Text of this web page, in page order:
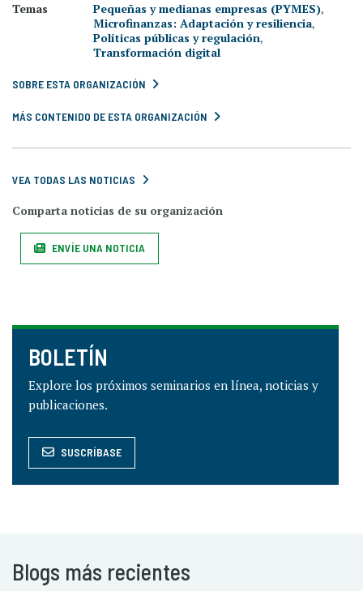
Temas
Pequeñas y medianas empresas (PYMES),
Microfinanzas: Adaptación y resiliencia,
Políticas públicas y regulación,
Transformación digital
SOBRE ESTA ORGANIZACIÓN
MÁS CONTENIDO DE ESTA ORGANIZACIÓN
VEA TODAS LAS NOTICIAS
Comparta noticias de su organización
ENVÍE UNA NOTICIA
BOLETÍN
Explore los próximos seminarios en línea, noticias y
publicaciones.
SUSCRÍBASE
Blogs más recientes